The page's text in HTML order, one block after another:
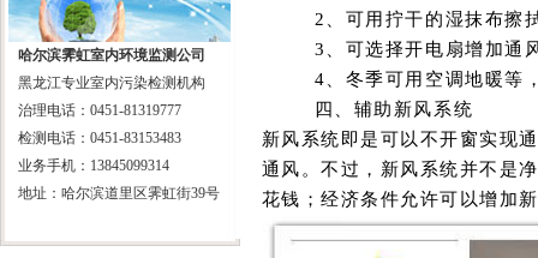
哈尔滨霁虹室内环境监测公司
黑龙江专业室内污染检测机构
治理电话：0451-81319777
检测电话：0451-83153483
业务手机：13845099314
地址：哈尔滨道里区霁虹街39号
2、 可用 拧干的湿抹布擦
3、 可选择开电扇增加通
4、 冬季可用 空调地暖等
四、辅助新风系统
新风系统即是可以不开窗实现
通风。不过，新风系统并不是
花钱；经济条件允许可以增加